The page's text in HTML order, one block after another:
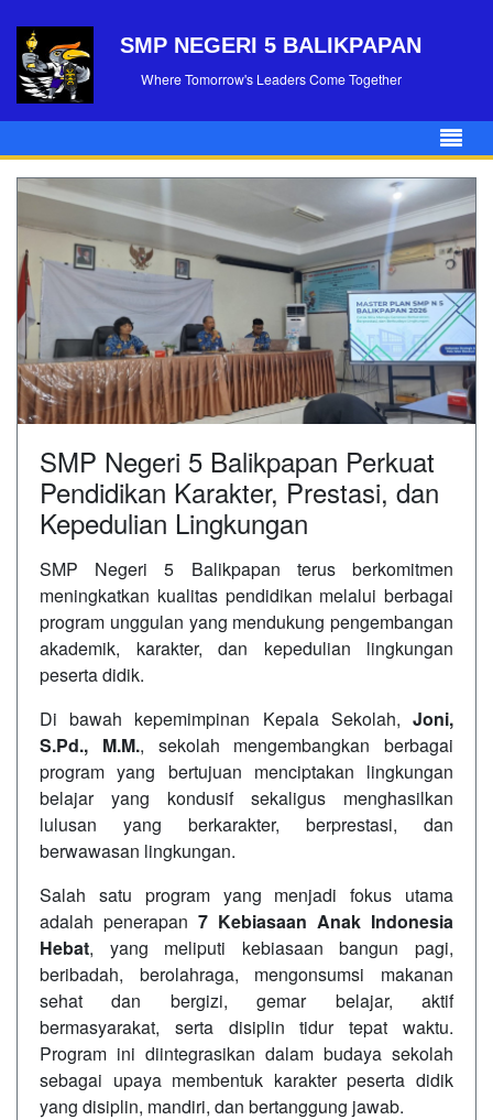
SMP NEGERI 5 BALIKPAPAN
Where Tomorrow's Leaders Come Together
SMP Negeri 5 Balikpapan Perkuat
Pendidikan Karakter, Prestasi, dan
Kepedulian Lingkungan
SMP Negeri 5 Balikpapan terus berkomitmen
meningkatkan kualitas pendidikan melalui berbagai
program unggulan yang mendukung pengembangan
akademik, karakter, dan kepedulian lingkungan
peserta didik.
Di bawah kepemimpinan Kepala Sekolah, Joni,
S.Pd., M.M., sekolah mengembangkan berbagai
program yang bertujuan menciptakan lingkungan
belajar yang kondusif sekaligus menghasilkan
lulusan yang berkarakter, berprestasi, dan
berwawasan lingkungan.
Salah satu program yang menjadi fokus utama
adalah penerapan 7 Kebiasaan Anak Indonesia
Hebat, yang meliputi kebiasaan bangun pagi,
beribadah, berolahraga, mengonsumsi makanan
sehat dan bergizi, gemar belajar, aktif
bermasyarakat, serta disiplin tidur tepat waktu.
Program ini diintegrasikan dalam budaya sekolah
sebagai upaya membentuk karakter peserta didik
yang disiplin, mandiri, dan bertanggung jawab.